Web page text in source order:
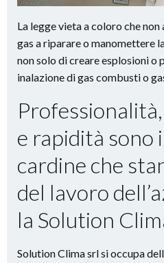
La legge vieta a coloro che
gas a riparare o manomettere
non solo di creare esplosioni o
inalazione di gas combusti o
e rapidità sono
cardine che
del lavoro
la Solution
Solution Clima srl si occupa